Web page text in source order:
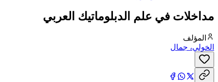
مداخلات في علم الدبلوماتيك العربي
المؤلف
الخولي، جمال